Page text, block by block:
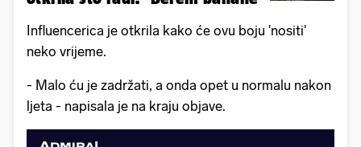
Influencerica je otkrila kako će ovu boju 'nositi'
neko vrijeme.
- Malo ću je zadržati, a onda opet u normalu nakon
ljeta - napisala je na kraju objave.